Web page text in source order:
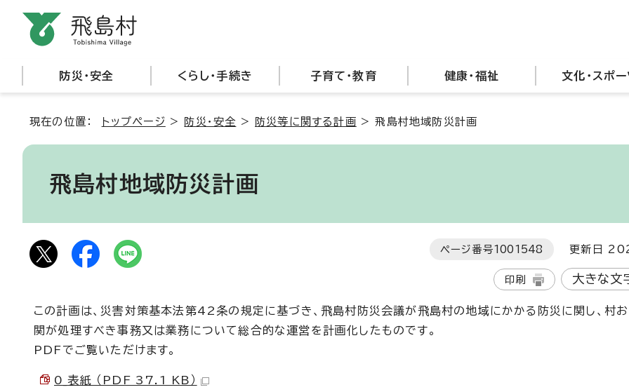
防災・安全 くらし・手続き 子育て・教育 健康・福祉 文化・スポ
現在の位置： トップページ > 防災・安全 > 防災等に関する計画 >飛島村地域防災計画
飛島村地域防災計画
ページ番号1001548 更新日
印刷 大きな文
この計画は、災害対策基本法第42条の規定に基づき、飛島村防災会議が飛島村の地域にかかる防災に関し、村
関が処理すべき事務又は業務について総合的な運営を計画化したものです。
PDFでご覧いただけます。
0_表紙 （PDF 37.1 KB）